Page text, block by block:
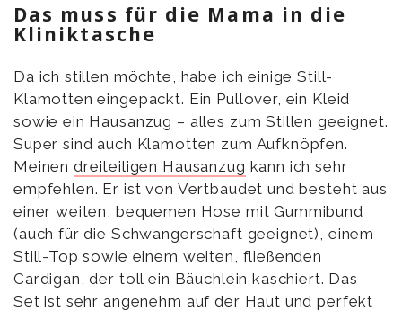
Das muss für die Mama in die
Kliniktasche
Da ich stillen möchte, habe ich einige Still-
Klamotten eingepackt. Ein Pullover, ein Kleid
sowie ein Hausanzug – alles zum Stillen geeignet.
Super sind auch Klamotten zum Aufknöpfen.
Meinen dreiteiligen Hausanzug kann ich sehr
empfehlen. Er ist von Vertbaudet und besteht aus
einer weiten, bequemen Hose mit Gummibund
(auch für die Schwangerschaft geeignet), einem
Still-Top sowie einem weiten, fließenden
Cardigan, der toll ein Bäuchlein kaschiert. Das
Set ist sehr angenehm auf der Haut und perfekt